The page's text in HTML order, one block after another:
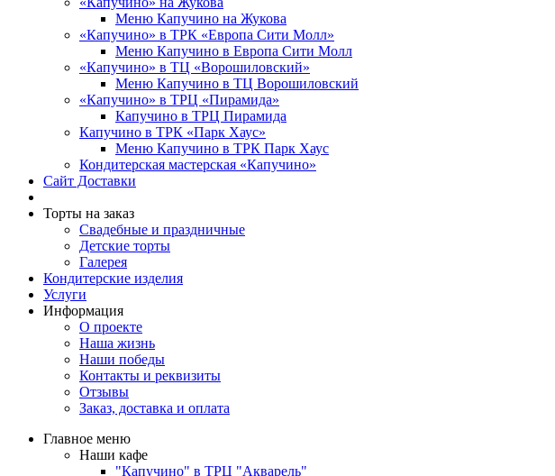
Меню Капучино на Жукова
«Капучино» в ТРК «Европа Cити Молл»
Меню Капучино в Европа Сити Молл
«Капучино» в ТЦ «Ворошиловский»
Меню Капучино в ТЦ Ворошиловский
«Капучино» в ТРЦ «Пирамида»
Капучино в ТРЦ Пирамида
Капучино в ТРК «Парк Хаус»
Меню Капучино в ТРК Парк Хаус
Кондитерская мастерская «Капучино»
Сайт Доставки
Торты на заказ
Свадебные и праздничные
Детские торты
Галерея
Кондитерские изделия
Услуги
Информация
О проекте
Наша жизнь
Наши победы
Контакты и реквизиты
Отзывы
Заказ, доставка и оплата
Главное меню
Наши кафе
"Капучино" в ТРЦ "Акварель"